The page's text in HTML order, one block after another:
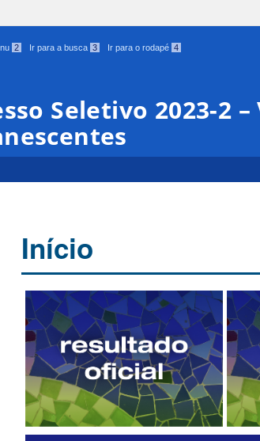
2 Ir para a busca 3 Ir para o rodapé 4
Seletivo 2023-2 –
Início